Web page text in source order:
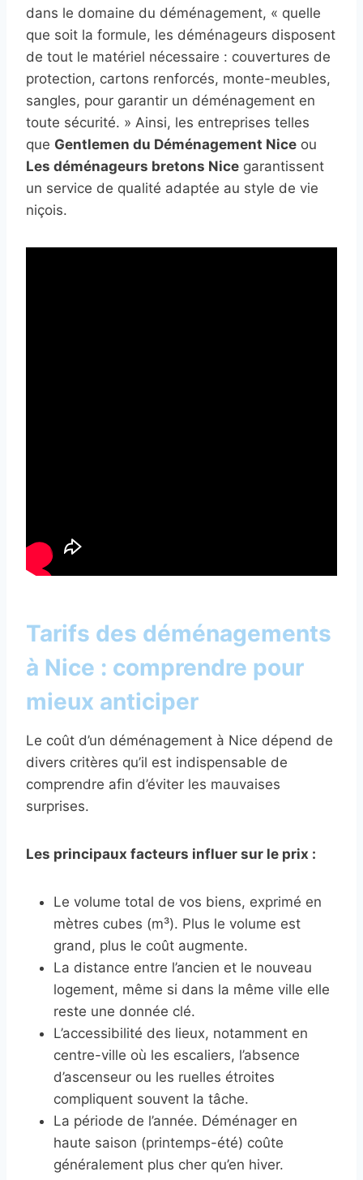
dans le domaine du déménagement, « quelle
que soit la formule, les déménageurs disposent
de tout le matériel nécessaire : couvertures de
protection, cartons renforcés, monte-meubles,
sangles, pour garantir un déménagement en
toute sécurité. » Ainsi, les entreprises telles
que Gentlemen du Déménagement Nice ou
Les déménageurs bretons Nice garantissent
un service de qualité adaptée au style de vie
niçois.
Tarifs des déménagements
à Nice : comprendre pour
mieux anticiper
Le coût d’un déménagement à Nice dépend de
divers critères qu’il est indispensable de
comprendre afin d’éviter les mauvaises
surprises.
Les principaux facteurs influer sur le prix :
Le volume total de vos biens, exprimé en
mètres cubes (m³). Plus le volume est
grand, plus le coût augmente.
La distance entre l’ancien et le nouveau
logement, même si dans la même ville elle
reste une donnée clé.
L’accessibilité des lieux, notamment en
centre-ville où les escaliers, l’absence
d’ascenseur ou les ruelles étroites
compliquent souvent la tâche.
La période de l’année. Déménager en
haute saison (printemps-été) coûte
généralement plus cher qu’en hiver.